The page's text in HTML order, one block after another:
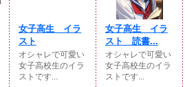
女子高生 イラ
スト
オシャレで可愛い
女子高校生のイラ
ストです...
女子高生 イラ
スト 読書...
オシャレで可愛い
女子高校生のイラ
ストです...